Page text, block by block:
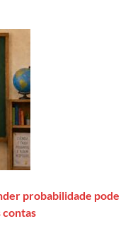
probabilidade pode
contas